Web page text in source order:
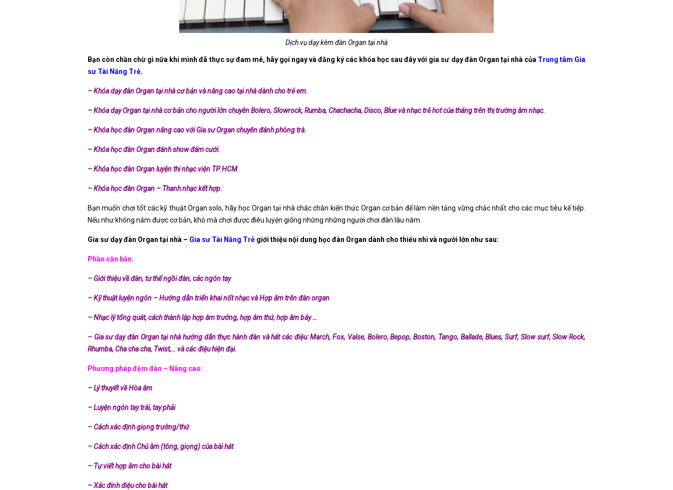
Dịch vụ dạy kèm đàn Organ tại nhà
Bạn còn chần chừ gì nữa khi mình đã thực sự đam mê, hãy gọi ngay và đăng ký các khóa học sau đây với gia sư dạy đàn Organ tại nhà của Trung tâm Gia
sư Tài Năng Trẻ.
– Khóa dạy đàn Organ tại nhà cơ bản và nâng cao tại nhà dành cho trẻ em.
– Khóa dạy Organ tại nhà cơ bản cho người lớn chuyên Bolero, Slowrock, Rumba, Chachacha, Disco, Blue và nhạc trẻ hot của tháng trên thị trường âm nhạc.
– Khóa học đàn Organ nâng cao với Gia sư Organ chuyên đánh phòng trà.
– Khóa học đàn Organ đánh show đám cưới.
– Khóa học đàn Organ luyện thi nhạc viện TP HCM
– Khóa học đàn Organ – Thanh nhạc kết hợp.
Bạn muốn chơi tốt các kỹ thuật Organ solo, hãy học Organ tại nhà chắc chắn kiến thức Organ cơ bản để làm nền tảng vững chắc nhất cho các mục tiêu kế tiếp.
Nếu như không nắm được cơ bản, khó mà chơi được điêu luyện giống những những người chơi đàn lâu năm.
Gia sư dạy đàn Organ tại nhà – Gia sư Tài Năng Trẻ giới thiệu nội dung học đàn Organ dành cho thiếu nhi và người lớn như sau:
Phần căn bản:
– Giới thiệu về đàn, tư thế ngồi đàn, các ngón tay
– Kỹ thuật luyện ngón – Hướng dẫn triển khai nốt nhạc và Hợp âm trên đàn organ
– Nhạc lý tổng quát, cách thành lập hợp âm trưởng, hợp âm thứ, hợp âm bảy …
– Gia sư dạy đàn Organ tại nhà hướng dẫn thực hành đàn và hát các điệu: March, Fox, Valse, Bolero, Bepop, Boston, Tango, Ballade, Blues, Surf, Slow surf, Slow Rock,
Rhumba, Cha cha cha, Twist,… và các điệu hiện đại.
Phương pháp đệm đàn – Nâng cao:
– Lý thuyết về Hòa âm
– Luyện ngón tay trái, tay phải
– Cách xác định giọng trưởng/thứ
– Cách xác định Chủ âm (tông, giọng) của bài hát
– Tự viết hợp âm cho bài hát
– Xác đinh điệu cho bài hát